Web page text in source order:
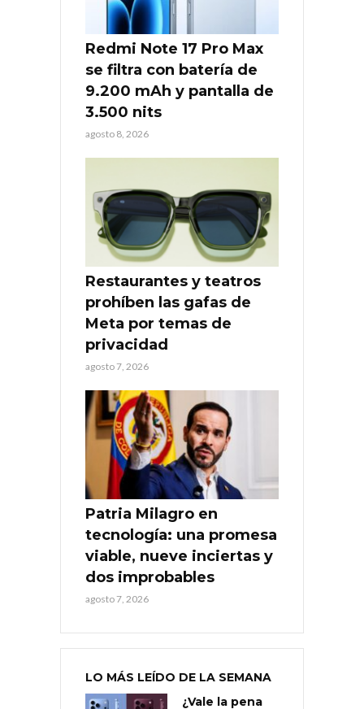
Redmi Note 17 Pro Max
se filtra con batería de
9.200 mAh y pantalla de
3.500 nits
agosto 8, 2026
Restaurantes y teatros
prohíben las gafas de
Meta por temas de
privacidad
agosto 7, 2026
Patria Milagro en
tecnología: una promesa
viable, nueve inciertas y
dos improbables
agosto 7, 2026
LO MÁS LEÍDO DE LA SEMANA
¿Vale la pena